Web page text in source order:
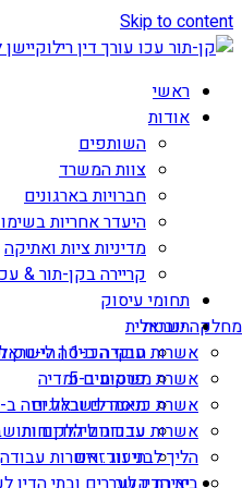
Skip to content
ראשי
אודות
השותפים
צוות המשרד
חברויות בארגונים
היעדר אחריות
מדיניות ציות ואתיקה
קריירה בקן-תור &
תחומי עיסוק
מחלקה ישראלית
אשרות עבודה ב-1 | הי-טק וקטגוריות נוספות
אשרת משקיע ב-5
אשרת כניסה לישראל ויזה ב-2
אשרות עבודה ליהודים
הליך לבני זוג זרים
תובנות
חוקי הכניסה
פרסומים ומדיה
מאמרים ובלוגים
עדכונים ללקוחות
תיעוד: אשרות